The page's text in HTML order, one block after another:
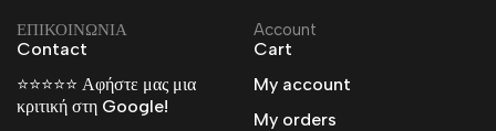
ΕΠΙΚΟΙΝΩΝΙΑ
Contact
⭐⭐⭐⭐⭐ Αφήστε μας μια
κριτική στη Google!
Account
Cart
My account
My orders